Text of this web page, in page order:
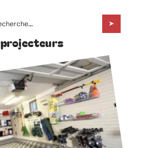
projecteurs